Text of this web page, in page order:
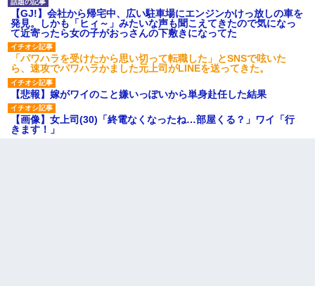
【GJ!】会社から帰宅中、広い駐車場にエンジンかけっ放しの車を
発見。しかも「ヒィ～」みたいな声も聞こえてきたので気になっ
て近寄ったら女の子がおっさんの下敷きになってた
「パワハラを受けたから思い切って転職した」とSNSで呟いた
ら、速攻でパワハラかました元上司がLINEを送ってきた。
【悲報】嫁がワイのこと嫌いっぽいから単身赴任した結果
【画像】女上司(30)「終電なくなったね…部屋くる？」ワイ「行
きます！」